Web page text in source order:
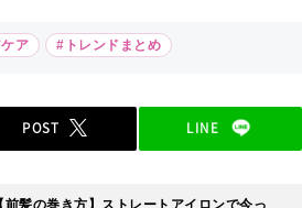
ア #トレンドまとめ
POST LINE
【前髪の巻き方】ストレートアイロンで今っ